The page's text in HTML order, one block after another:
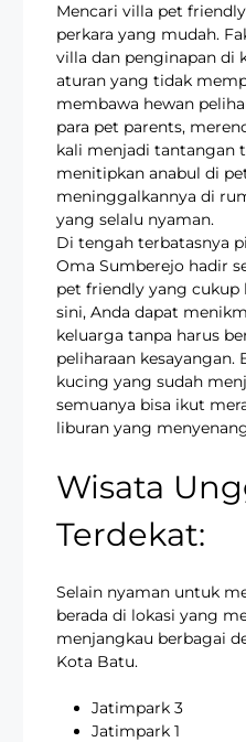
Mencari villa pet
perkara yang mudah.
villa dan penginapan di
aturan yang tidak
membawa hewan
para pet parents,
kali menjadi tantangan
menitipkan anabul di
meninggalkannya di
yang selalu nyaman.
Di tengah terbatasnya
Oma Sumberejo hadir
pet friendly yang cukup
sini, Anda dapat
keluarga tanpa harus
peliharaan
kucing yang sudah
semuanya bisa ikut
liburan yang
Wisata
Terdekat:
Selain nyaman untuk
berada di lokasi yang
menjangkau berbagai
Kota Batu.
Jatimpark 3
Jatimpark 1